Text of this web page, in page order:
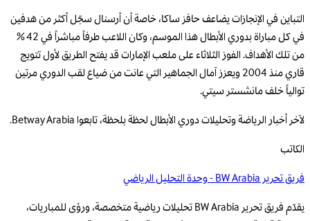
التباين في الإنجازات يضاعف حافز ساكا، خاصة أن أرسنال سجّل أكثر من هدفين
في كل مباراة بدوري الأبطال هذا الموسم، وكان اللاعب طرفاً مباشراً في 42 %
من تلك الأهداف. الفوز الثلاثاء على ملعب الإمارات قد يفتح الطريق لأول تتويج
قاري منذ 2004 ويعزز آمال الجماهير التي عانت من ضياع لقب الدوري مرتين
توالياً خلف مانشستر سيتي.
لآخر أخبار الرياضة وتحليلات دوري الأبطال لحظة بلحظة، تابعوا Betway Arabia.
الكاتب
فريق تحرير BW Arabia - وحدة التحليل الرياضي
يقدّم فريق تحرير BW Arabia تحليلات رياضية متخصصة، ورؤى للمباريات،